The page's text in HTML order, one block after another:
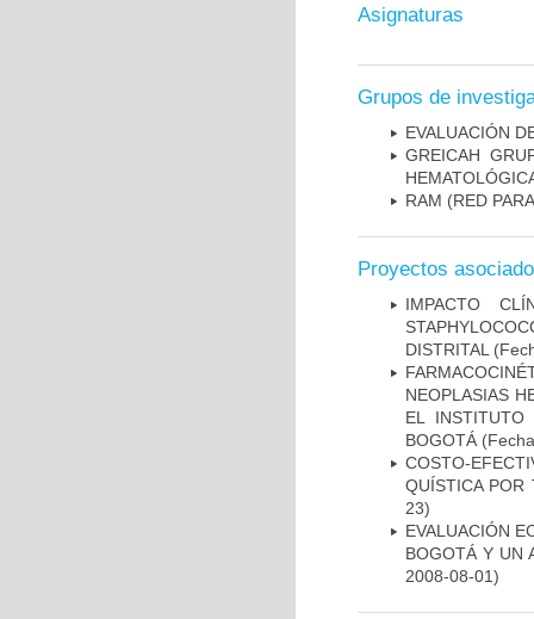
Asignaturas
Grupos de
EVALUACIÓN
GREICAH
RAM (RED
Proyectos
IMPACTO
DISTRITAL
NEOPLASIAS
EL INSTITUTO
BOGOTÁ
COSTO-
QUÍSTICA POR
23)
EVALUACIÓN
BOGOTÁ Y UN
2008-08-01)